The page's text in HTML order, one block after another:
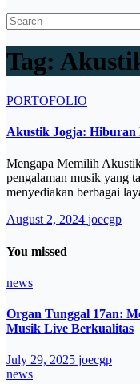
Tag:
PORTOFOLIO
Akustik Jogja: Hiburan
Mengapa Memilih
pengalaman musik yang
menyediakan berbagai
August 2, 2024 joecgp
You missed
news
Organ Tunggal 17an:
Musik Live Berkualitas
July 29, 2025 joecgp
news